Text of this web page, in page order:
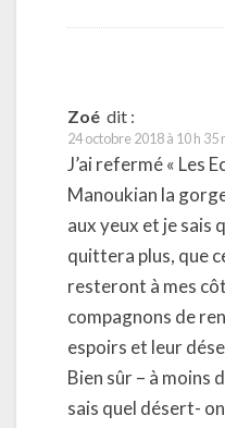
Zoé dit :
24 octobre 2018 à 10 h 35
J’ai refermé « Les
Manoukian la
aux yeux et je sais
quittera plus, que
resteront à mes
compagnons de
espoirs et leur
Bien sûr – à moins
sais quel désert-